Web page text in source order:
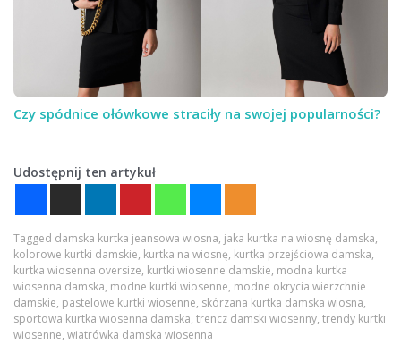
Czy spódnice ołówkowe straciły na swojej popularności?
Udostępnij ten artykuł
Tagged damska kurtka jeansowa wiosna, jaka kurtka na wiosnę damska,
kolorowe kurtki damskie, kurtka na wiosnę, kurtka przejściowa damska,
kurtka wiosenna oversize, kurtki wiosenne damskie, modna kurtka
wiosenna damska, modne kurtki wiosenne, modne okrycia wierzchnie
damskie, pastelowe kurtki wiosenne, skórzana kurtka damska wiosna,
sportowa kurtka wiosenna damska, trencz damski wiosenny, trendy kurtki
wiosenne, wiatrówka damska wiosenna